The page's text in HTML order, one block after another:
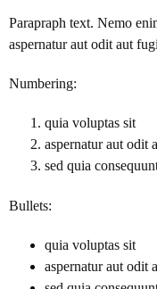
Parapraph text. Nemo
aspernatur aut odit aut
Numbering:
quia voluptas sit
aspernatur aut odit
sed quia
Bullets:
quia voluptas sit
aspernatur aut odit